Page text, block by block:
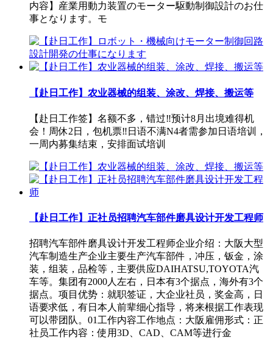
内容】産業用動力装置のモーター駆動制御設計のお仕
事となります。モ
【赴日工作】农业器械的组装、涂改、焊接、搬运等
【赴日工作签】名额不多，错过️‼️预计8月出境️难得机
会！周休2日，包机票‼️日语不满N4者需参加日语培训，
一周内募集结束，安排面试培训
【赴日工作】正社员招聘汽车部件磨具设计开发工程师
招聘汽车部件磨具设计开发工程师企业介绍：大阪大型
汽车制造生产企业主要生产汽车部件，冲压，钣金，涂
装，组装，品检等，主要供应DAIHATSU,TOYOTA汽
车等。集团有2000人左右，日本有3个据点，海外有3个
据点。项目优势：就职签证，大企业社员，奖金高，日
语要求低，有日本人前辈细心指导，将来根据工作表现
可以带团队。01工作内容工作地点：大阪雇佣形式：正
社员工作内容：使用3D、CAD、CAM等进行金